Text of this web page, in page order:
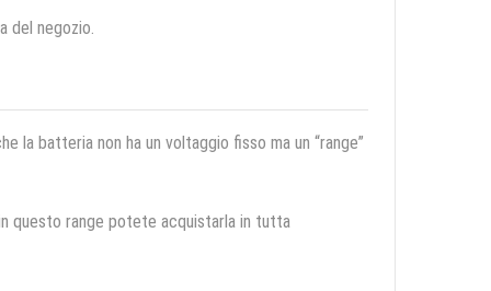
del negozio.
batteria non ha un voltaggio fisso ma un “range”
questo range potete acquistarla in tutta